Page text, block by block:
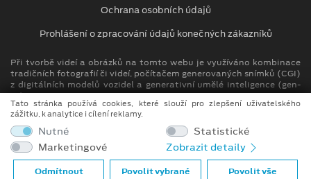
Ochrana osobních údajů
Prohlášení o zpracování údajů konečných zákazníků
Při tvorbě videí a obrázků na tomto webu je využíváno kombinace
tradičních fotografií či videí, počítačem generovaných snímků (CGI)
z digitálních modelů vozidel a generativní umělé inteligence (gen-
AI).
Auto Viki člen skupiny AUTO UH s.r.o.
IČ: 264 93 276, DIČ: CZ26493276
Spisová značka C 146744 vedená u Krajského soudu v Brně
Tato stránka používá cookies, které slouží pro zlepšení uživatelského
zážitku, k analytice i cílení reklamy.
Nutné
Statistické
Marketingové
Zobrazit detaily
Odmítnout Povolit vybrané Povolit vše